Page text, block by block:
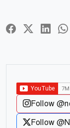
Follow
Follow